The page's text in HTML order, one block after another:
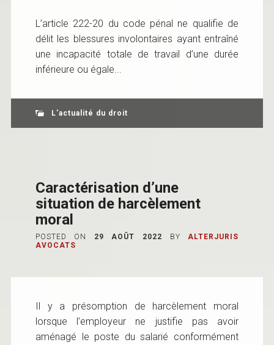
L’article 222-20 du code pénal ne qualifie de
délit les blessures involontaires ayant entraîné
une incapacité totale de travail d’une durée
inférieure ou égale...
L'actualité du droit
Caractérisation d’une
situation de harcèlement
moral
POSTED ON 29 AOÛT 2022 BY
ALTERJURIS
AVOCATS
Il y a présomption de harcèlement moral
lorsque l’employeur ne justifie pas avoir
aménagé le poste du salarié conformément